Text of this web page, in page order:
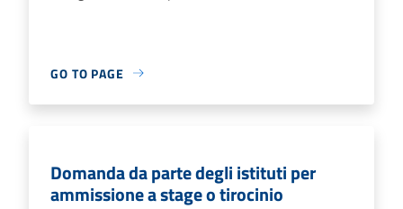
GO TO PAGE
Domanda da parte degli istituti per
ammissione a stage o tirocinio